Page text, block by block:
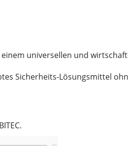
universellen und
Sicherheits-Lösungsmittel